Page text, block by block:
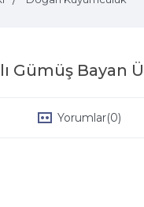
Gümüş Bayan
Yorumlar(0)